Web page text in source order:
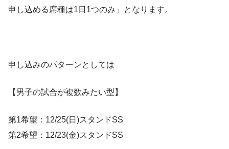
申し込める席種は1日1つのみ」となります。
申し込みのパターンとしては
【男子の試合が複数みたい型】
第1希望：12/25(日)スタンドSS
第2希望：12/23(金)スタンドSS